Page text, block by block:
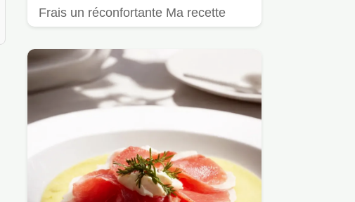
Frais un réconfortante Ma recette